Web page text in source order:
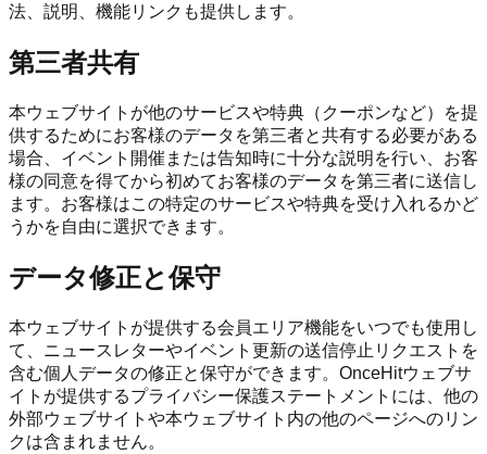
法、説明、機能リンクも提供します。
第三者共有
本ウェブサイトが他のサービスや特典（クーポンなど）を提
供するためにお客様のデータを第三者と共有する必要がある
場合、イベント開催または告知時に十分な説明を行い、お客
様の同意を得てから初めてお客様のデータを第三者に送信し
ます。お客様はこの特定のサービスや特典を受け入れるかど
うかを自由に選択できます。
データ修正と保守
本ウェブサイトが提供する会員エリア機能をいつでも使用し
て、ニュースレターやイベント更新の送信停止リクエストを
含む個人データの修正と保守ができます。OnceHitウェブサ
イトが提供するプライバシー保護ステートメントには、他の
外部ウェブサイトや本ウェブサイト内の他のページへのリン
クは含まれません。